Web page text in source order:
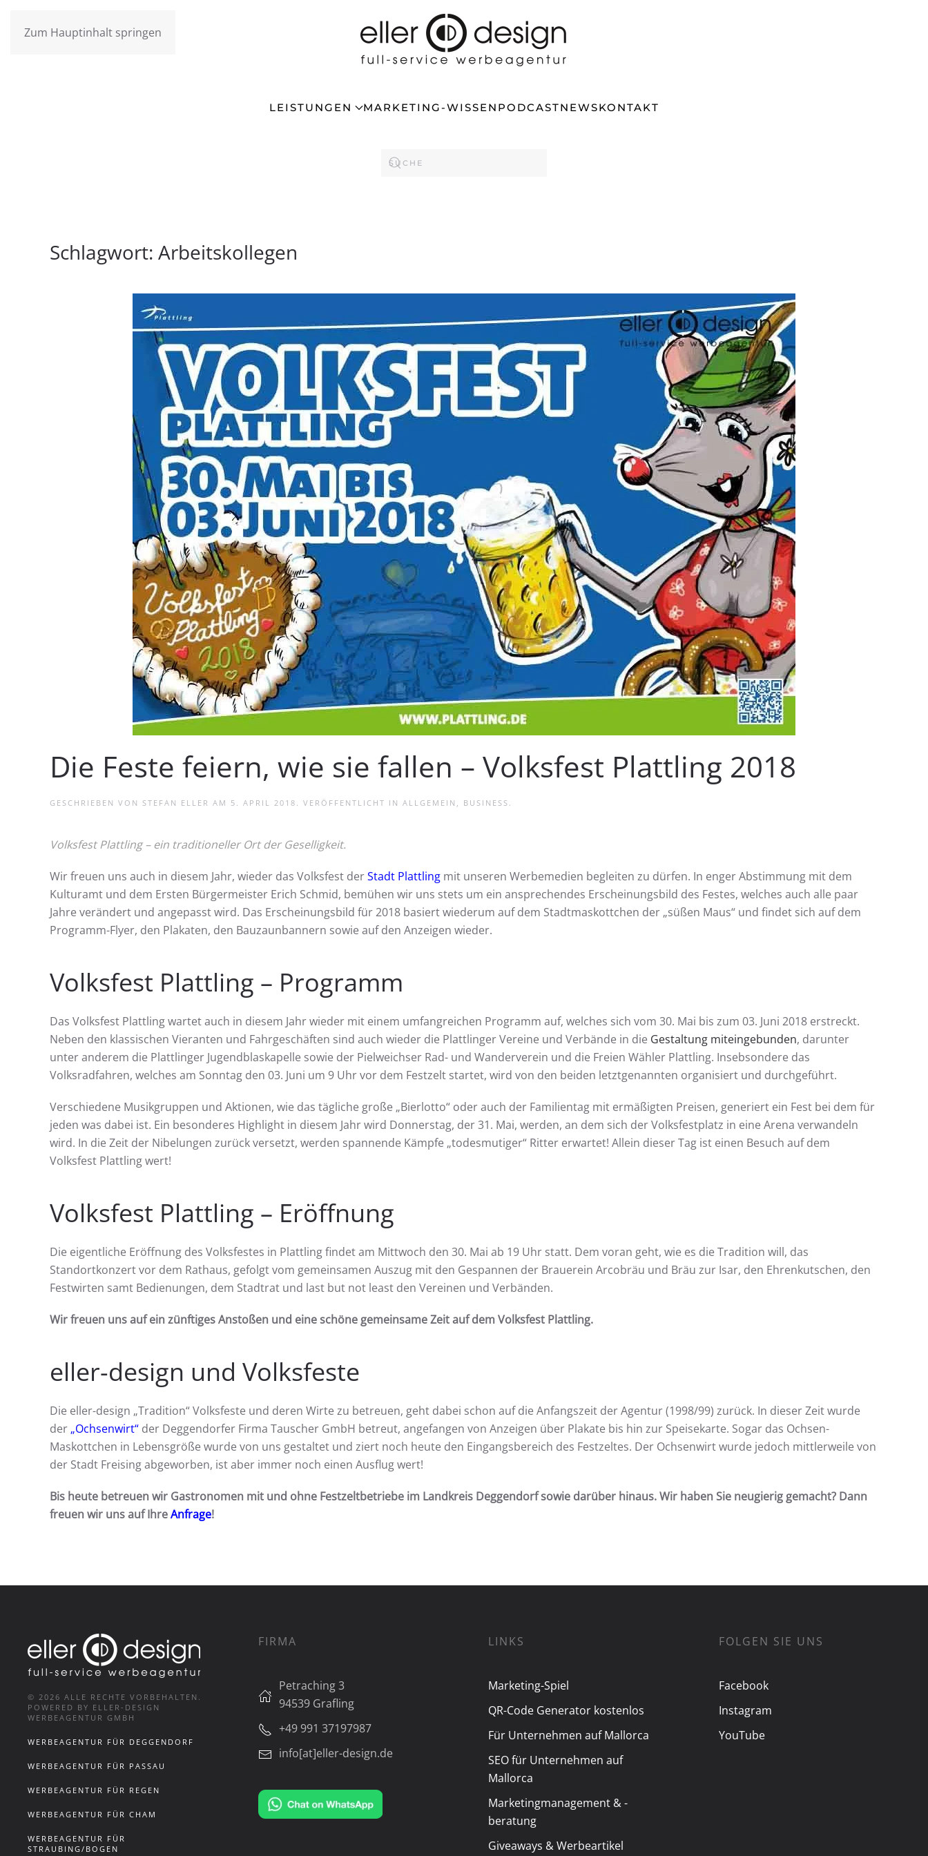
Zum Hauptinhalt springen
LEISTUNGEN MARKETING-WISSEN PODCASTNEWSKONTAKT
Schlagwort: Arbeitskollegen
Die Feste feiern, wie sie fallen – Volksfest Plattling 2018
GESCHRIEBEN VON STEFAN ELLER AM 5. APRIL 2018 . VERÖFFENTLICHT IN ALLGEMEIN , BUSINESS .
Volksfest Plattling – ein traditioneller Ort der Geselligkeit.
Wir freuen uns auch in diesem Jahr, wieder das Volksfest derStadt Plattling mit unseren Werbemedien begleiten zu dürfen. In enger Abstimmung mit dem
Kulturamt und dem Ersten Bürgermeister Erich Schmid, bemühen wir uns stets um ein ansprechendes Erscheinungsbild des Festes, welches auch alle paar
Jahre verändert und angepasst wird. Das Erscheinungsbild für 2018 basiert wiederum auf dem Stadtmaskottchen der „süßen Maus“ und findet sich auf dem
Programm-Flyer, den Plakaten, den Bauzaunbannern sowie auf den Anzeigen wieder.
Volksfest Plattling – Programm
Das Volksfest Plattling wartet auch in diesem Jahr wieder mit einem umfangreichen Programm auf, welches sich vom 30. Mai bis zum 03. Juni 2018 erstreckt.
Neben den klassischen Vieranten und Fahrgeschäften sind auch wieder die Plattlinger Vereine und Verbände in die Gestaltung miteingebunden, darunter
unter anderem die Plattlinger Jugendblaskapelle sowie der Pielweichser Rad- und Wanderverein und die Freien Wähler Plattling. Insebsondere das
Volksradfahren, welches am Sonntag den 03. Juni um 9 Uhr vor dem Festzelt startet, wird von den beiden letztgenannten organisiert und durchgeführt.
Verschiedene Musikgruppen und Aktionen, wie das tägliche große „Bierlotto“ oder auch der Familientag mit ermäßigten Preisen, generiert ein Fest bei dem für
jeden was dabei ist. Ein besonderes Highlight in diesem Jahr wird Donnerstag, der 31. Mai, werden, an dem sich der Volksfestplatz in eine Arena verwandeln
wird. In die Zeit der Nibelungen zurück versetzt, werden spannende Kämpfe „todesmutiger“ Ritter erwartet! Allein dieser Tag ist einen Besuch auf dem
Volksfest Plattling wert!
Volksfest Plattling – Eröffnung
Die eigentliche Eröffnung des Volksfestes in Plattling findet am Mittwoch den 30. Mai ab 19 Uhr statt. Dem voran geht, wie es die Tradition will, das
Standortkonzert vor dem Rathaus, gefolgt vom gemeinsamen Auszug mit den Gespannen der Brauerein Arcobräu und Bräu zur Isar, den Ehrenkutschen, den
Festwirten samt Bedienungen, dem Stadtrat und last but not least den Vereinen und Verbänden.
Wir freuen uns auf ein zünftiges Anstoßen und eine schöne gemeinsame Zeit auf dem Volksfest Plattling.
eller-design und Volksfeste
Die eller-design „Tradition“ Volksfeste und deren Wirte zu betreuen, geht dabei schon auf die Anfangszeit der Agentur (1998/99) zurück. In dieser Zeit wurde
der „Ochsenwirt“ der Deggendorfer Firma Tauscher GmbH betreut, angefangen von Anzeigen über Plakate bis hin zur Speisekarte. Sogar das Ochsen-
Maskottchen in Lebensgröße wurde von uns gestaltet und ziert noch heute den Eingangsbereich des Festzeltes. Der Ochsenwirt wurde jedoch mittlerweile von
der Stadt Freising abgeworben, ist aber immer noch einen Ausflug wert!
Bis heute betreuen wir Gastronomen mit und ohne Festzeltbetriebe im Landkreis Deggendorf sowie darüber hinaus. Wir haben Sie neugierig gemacht? Dann
freuen wir uns auf IhreAnfrage!
© 2026 ALLE RECHTE VORBEHALTEN.
POWERED BY ELLER-DESIGN
WERBEAGENTUR GMBH
WERBEAGENTUR FÜR DEGGENDORF
WERBEAGENTUR FÜR PASSAU
WERBEAGENTUR FÜR REGEN
WERBEAGENTUR FÜR CHAM
WERBEAGENTUR FÜR
STRAUBING/BOGEN
FIRMA
Petraching 3
94539 Grafling
+49 991 37197987
info[at]eller-design.de
LINKS
Marketing-Spiel
QR-Code Generator kostenlos
Für Unternehmen auf Mallorca
SEO für Unternehmen auf
Mallorca
Marketingmanagement & -
beratung
Giveaways & Werbeartikel
FOLGEN SIE UNS
Facebook
Instagram
YouTube